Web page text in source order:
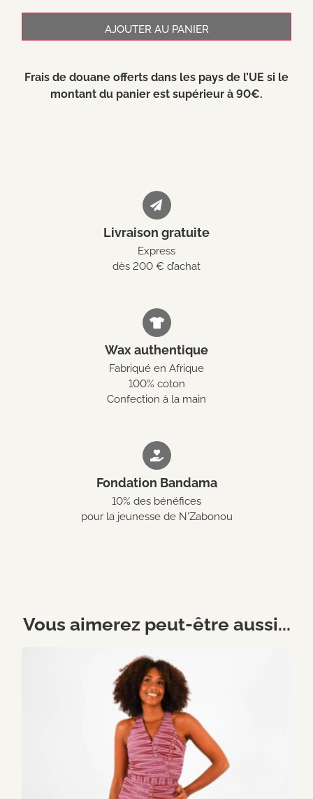
AJOUTER AU PANIER
Frais de douane offerts dans les pays de l’UE si le
montant du panier est supérieur à 90€.
Livraison gratuite
Express
dès 200 € d’achat
Wax authentique
Fabriqué en Afrique
100% coton
Confection à la main
Fondation Bandama
10% des bénéfices
pour la jeunesse de N'Zabonou
Vous aimerez peut-être aussi...